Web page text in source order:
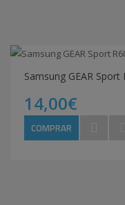
14,00€
COMPRAR